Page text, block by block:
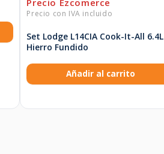
Set Lodge L14CIA Cook-It-All 6.4L
Hierro Fundido
Añadir al carrito